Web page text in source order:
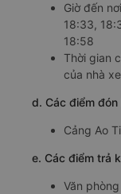
Giờ đến
18:33,
18:58
Thời gian
của nhà xe
d. Các điểm
Cảng Ao
e. Các điểm trả
Văn